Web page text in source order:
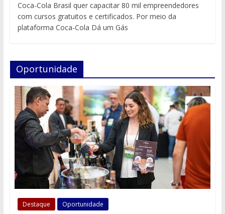
Coca-Cola Brasil quer capacitar 80 mil empreendedores
com cursos gratuitos e certificados. Por meio da
plataforma Coca-Cola Dá um Gás
Oportunidade
Destaque Oportunidade